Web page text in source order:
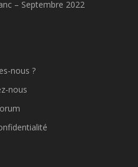
– Septembre 2022
nous ?
nous